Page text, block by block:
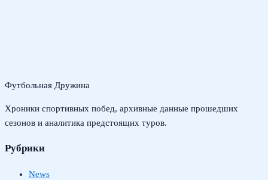
Футбольная Дружина
Хроники спортивных побед, архивные данные прошедших
сезонов и аналитика предстоящих туров.
Рубрики
News